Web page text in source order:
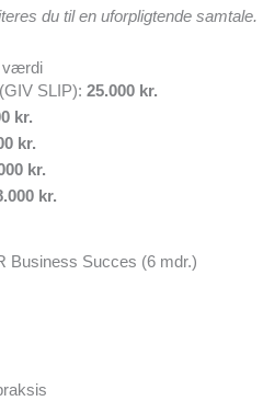
du til en uforpligtende samtale.
værdi
SLIP): 25.000 kr.
kr.
kr.
kr.
kr.
Business Succes (6 mdr.)